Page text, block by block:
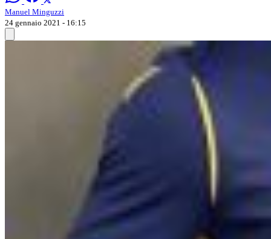
Manuel Minguzzi
24 gennaio 2021 - 16:15